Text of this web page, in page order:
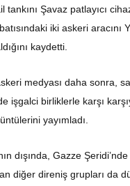
Şavaz patlayıcı
iki askeri aracını
kaydetti.
medyası daha sonra,
işgalci birliklerle karşı
yayımladı.
dışında, Gazze
diğer direniş grupları da